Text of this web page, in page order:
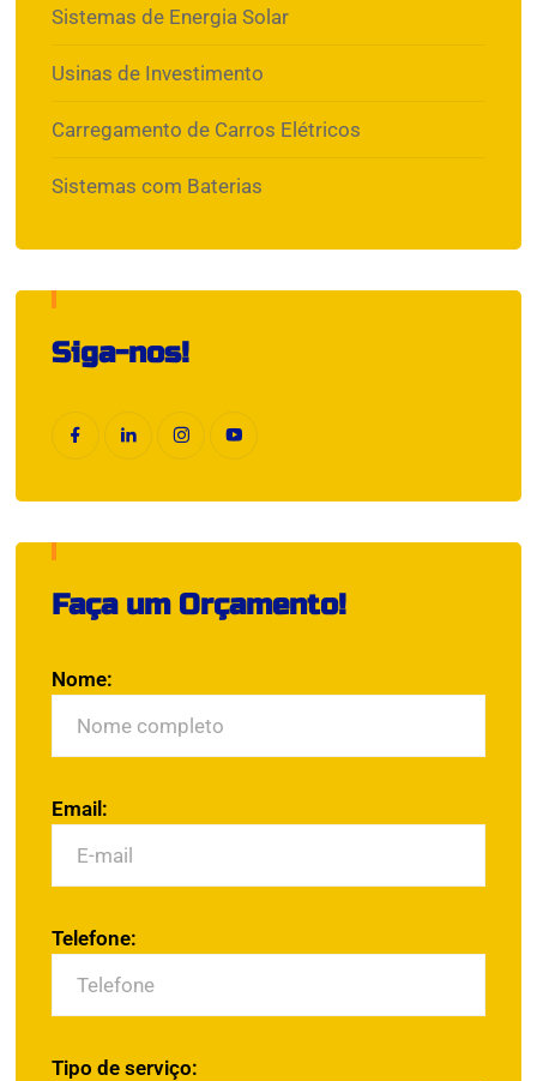
Sistemas de Energia Solar
Usinas de Investimento
Carregamento de Carros Elétricos
Sistemas com Baterias
Siga-nos!
Faça um Orçamento!
Nome:
Email:
Telefone:
Tipo de serviço: